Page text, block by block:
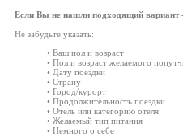
Если Вы не нашли подходящий вариант
Не забудьте указать:
• Ваш пол и возраст
• Пол и возраст желаемого
• Дату поездки
• Страну
• Город/курорт
• Продолжительность поездки
• Отель или категорию отеля
• Желаемый тип питания
• Немного о себе